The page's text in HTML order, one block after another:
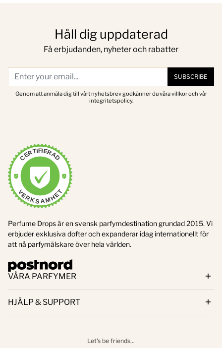
Håll dig uppdaterad
Få erbjudanden, nyheter och rabatter
SUBSCRIBE
Genom att anmäla dig till vårt nyhetsbrev godkänner du våra villkor och vår
integritetspolicy.
CERTIFIERAD
VERIFIERAD
VERKSAMHET
8/7/2026
Perfume Drops är en svensk parfymdestination grundad 2015. Vi
erbjuder exklusiva dofter och expanderar idag internationellt för
att nå parfymälskare över hela världen.
VÅRA PARFYMER
HJÄLP & SUPPORT
Let's be friends...